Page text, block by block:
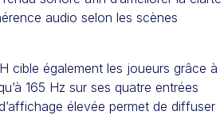
audio selon les scènes
cible également les joueurs grâce à
165 Hz sur ses quatre entrées
élevée permet de diffuser